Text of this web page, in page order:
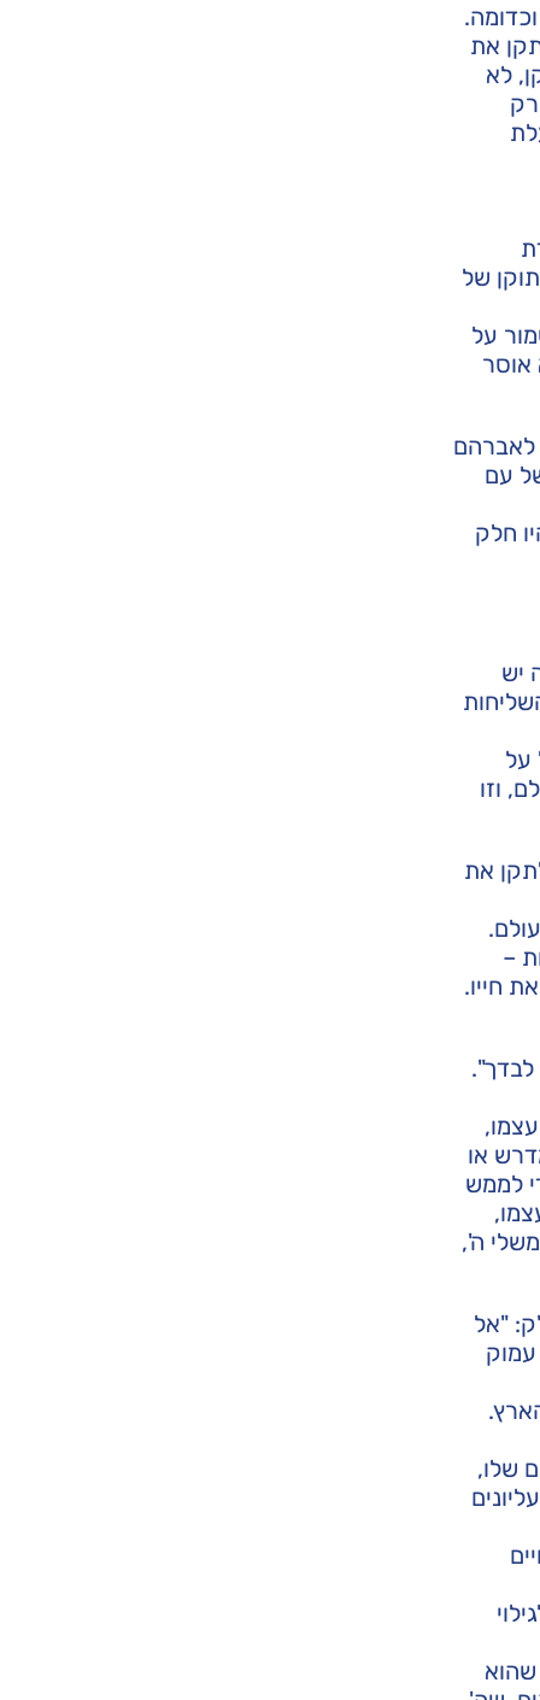
את
לא
של
על
אוסר
לאברהם
עם
חלק
יש
על
וזו
את
–
חייו.
או
לממש
ה',
"אל
שלו,